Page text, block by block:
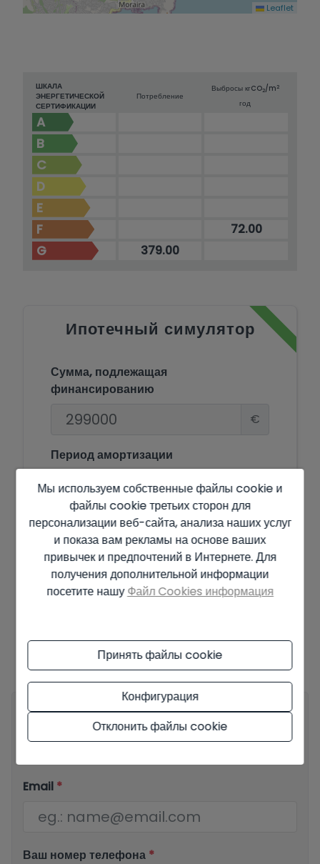
Leaflet
ШКАЛА
ЭНЕРГЕТИЧЕСКОЙ
СЕРТИФИКАЦИИ
Потребление
Выбросы кгCO2/m2
год
A
B
C
D
E
F
72.00
G 379.00
Ипотечный симулятор
Сумма, подлежащая
финансированию
€
Период амортизации
Годы
Процентная ставка
%
частью какого-либо договора и может быть изменена в любое время без
предварительного уведомления. Ознакомьтесь со всей информацией об
условиях опубликованных предложений.
Ваше полное имя
Email *
Ваш номер телефона *
Мы используем собственные файлы cookie и
файлы cookie третьих сторон для
персонализации веб-сайта, анализа наших услуг
и показа вам рекламы на основе ваших
привычек и предпочтений в Интернете. Для
получения дополнительной информации
посетите нашуФайл Cookies информация
Принять файлы cookie
Конфигурация
Отклонить файлы cookie